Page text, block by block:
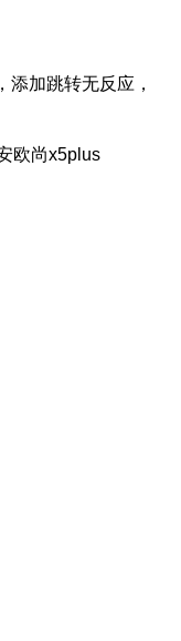
添加跳转无反应，
欧尚x5plus